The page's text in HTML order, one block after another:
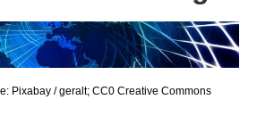
Pixabay / geralt; CC0 Creative Commons